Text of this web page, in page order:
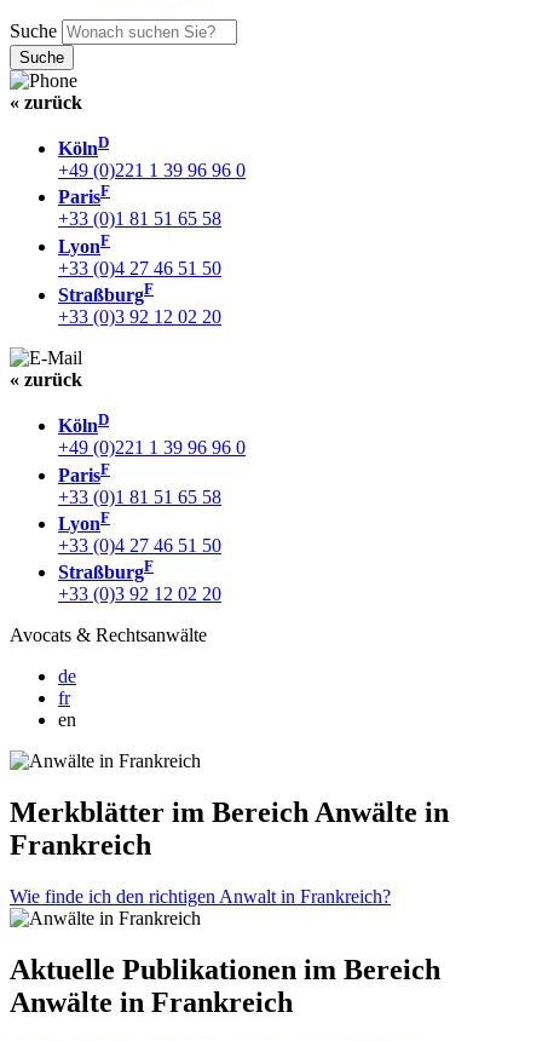
Suche
« zurück
KölnD
+49 (0)221 1 39 96 96 0
ParisF
+33 (0)1 81 51 65 58
LyonF
+33 (0)4 27 46 51 50
StraßburgF
+33 (0)3 92 12 02 20
« zurück
KölnD
+49 (0)221 1 39 96 96 0
ParisF
+33 (0)1 81 51 65 58
LyonF
+33 (0)4 27 46 51 50
StraßburgF
+33 (0)3 92 12 02 20
Avocats & Rechtsanwälte
de
fr
en
Merkblätter im Bereich Anwälte in
Frankreich
Wie finde ich den richtigen Anwalt in Frankreich?
Aktuelle Publikationen im Bereich
Anwälte in Frankreich